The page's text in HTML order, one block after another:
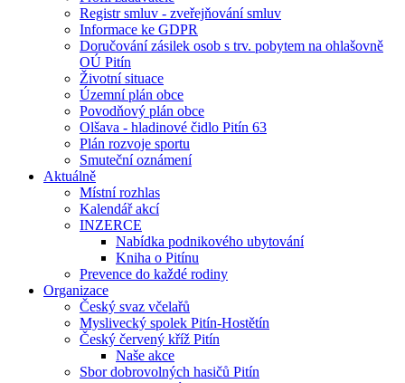
Registr smluv - zveřejňování smluv
Informace ke GDPR
Doručování zásilek osob s trv. pobytem na ohlašovně
OÚ Pitín
Životní situace
Územní plán obce
Povodňový plán obce
Olšava - hladinové čidlo Pitín 63
Plán rozvoje sportu
Smuteční oznámení
Aktuálně
Místní rozhlas
Kalendář akcí
INZERCE
Nabídka podnikového ubytování
Kniha o Pitínu
Prevence do každé rodiny
Organizace
Český svaz včelařů
Myslivecký spolek Pitín-Hostětín
Český červený kříž Pitín
Naše akce
Sbor dobrovolných hasičů Pitín